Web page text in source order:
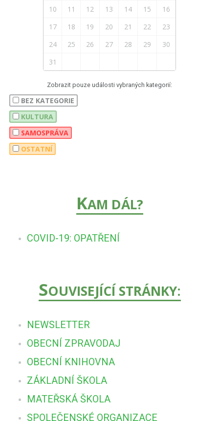
10
11 12 13 14 15
16
17
18 19 20 21 22
23
24
25 26 27 28 29
30
31
Zobrazit pouze události vybraných kategorií:
BEZ KATEGORIE
KULTURA
SAMOSPRÁVA
OSTATNÍ
KAM DÁL?
COVID-19: OPATŘENÍ
SOUVISEJÍCÍ STRÁNKY:
NEWSLETTER
OBECNÍ ZPRAVODAJ
OBECNÍ KNIHOVNA
ZÁKLADNÍ ŠKOLA
MATEŘSKÁ ŠKOLA
SPOLEČENSKÉ ORGANIZACE